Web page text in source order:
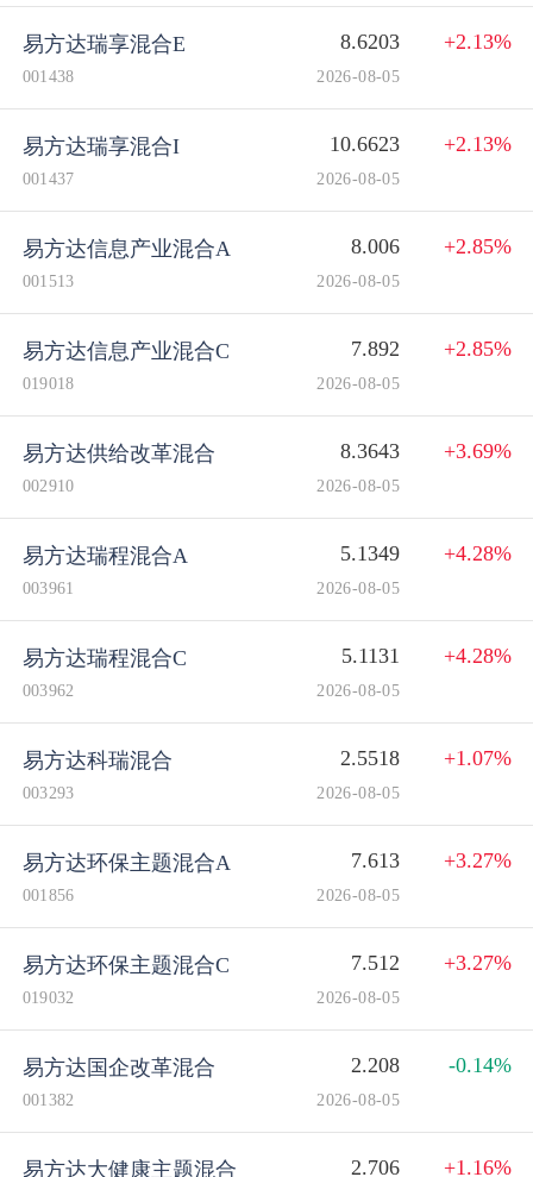
易方达瑞享混合E 8.6203 +2.13%
001438 2026-08-05
易方达瑞享混合I 10.6623 +2.13%
001437 2026-08-05
易方达信息产业混合A 8.006 +2.85%
001513 2026-08-05
易方达信息产业混合C 7.892 +2.85%
019018 2026-08-05
易方达供给改革混合 8.3643 +3.69%
002910 2026-08-05
易方达瑞程混合A 5.1349 +4.28%
003961 2026-08-05
易方达瑞程混合C 5.1131 +4.28%
003962 2026-08-05
易方达科瑞混合 2.5518 +1.07%
003293 2026-08-05
易方达环保主题混合A 7.613 +3.27%
001856 2026-08-05
易方达环保主题混合C 7.512 +3.27%
019032 2026-08-05
易方达国企改革混合 2.208 -0.14%
001382 2026-08-05
易方达大健康主题混合 2.706 +1.16%